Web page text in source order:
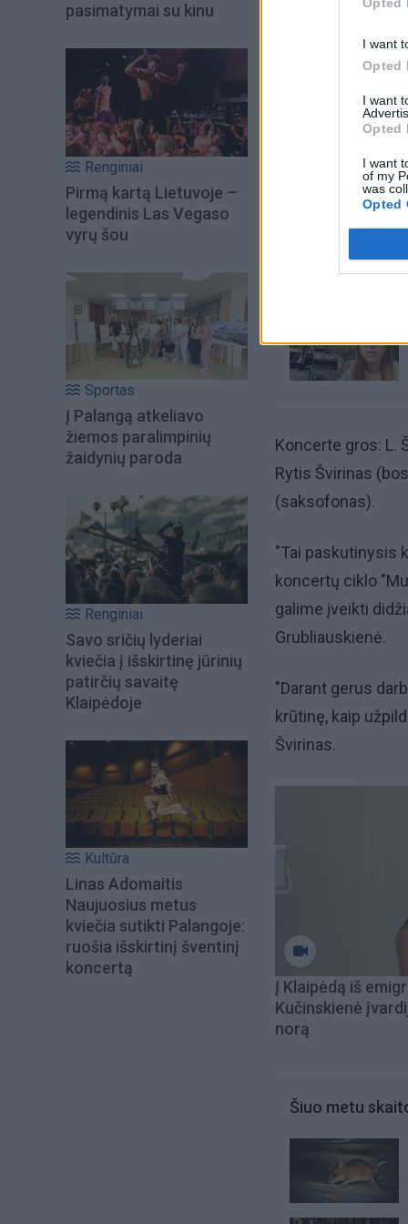
I want
Opted
I want
Opted
I want
of my
was
Opted
pasimatymai su kinu
Renginiai
Pirmą kartą Lietuvoje –
legendinis Las Vegaso
vyrų šou
Sportas
Į Palangą atkeliavo
žiemos paralimpinių
žaidynių paroda
Renginiai
Savo sričių lyderiai
kviečia į išskirtinę jūrinių
patirčių savaitę
Klaipėdoje
Kultūra
Linas Adomaitis
Naujuosius metus
kviečia sutikti Palangoje:
ruošia išskirtinį šventinį
koncertą
Šiuo metu
Koncerte gros: L.
Rytis Švirinas
(saksofonas).
"Tai paskutinysis
koncertų ciklo
galime įveikti
Grubliauskienė.
"Darant gerus
krūtinę, kaip
Švirinas.
Į Klaipėdą iš
Kučinskienė
norą
Šiuo metu